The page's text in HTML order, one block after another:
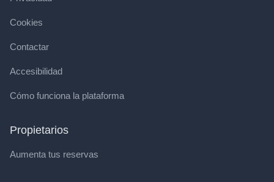
Cookies
Contactar
Accesibilidad
Cómo funciona la plataforma
Propietarios
Aumenta tus reservas